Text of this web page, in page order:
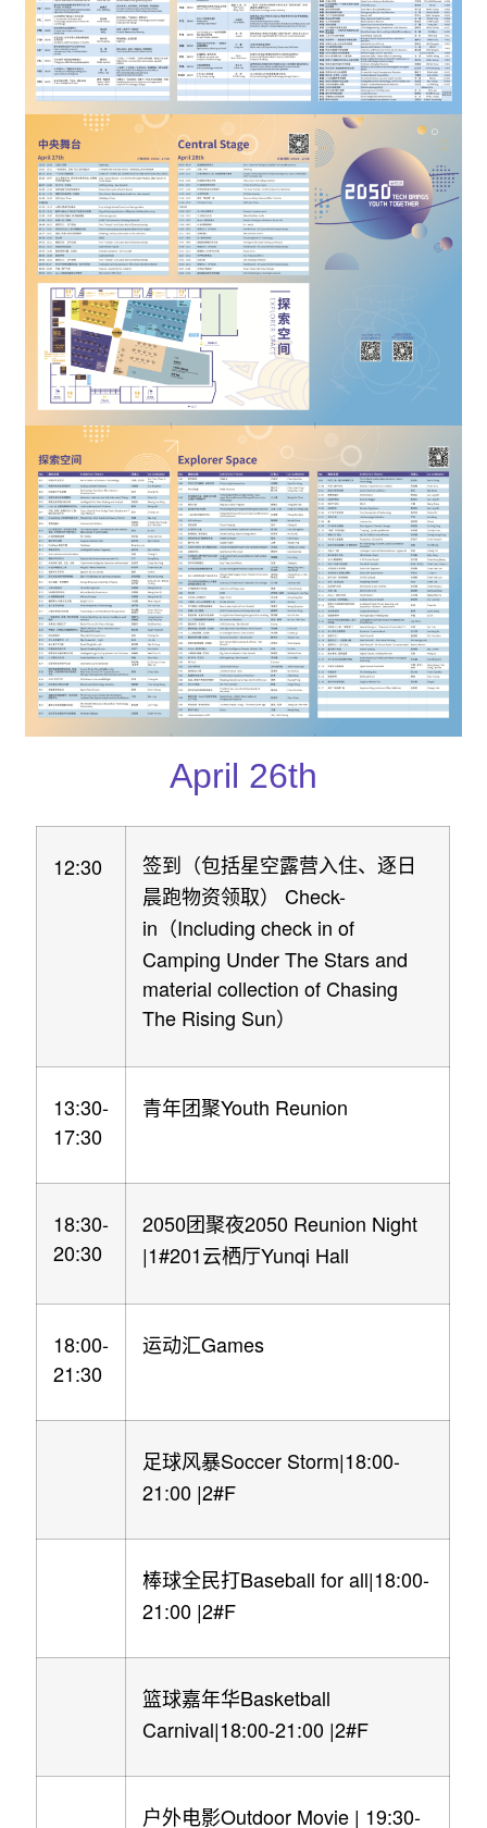
April 26th
12:30
签到（包括星空露营入住、逐日
晨跑物资领取）
Check-
in （Including check in of
Camping Under The Stars and
material collection of Chasing
The Rising Sun）
13:30-
17:30
青年团聚Youth Reunion
18:30-
20:30
2050团聚夜2050 Reunion Night
|1#201 云栖厅Yunqi Hall
18:00-
21:30
运动汇Games
足球风暴Soccer Storm|18:00-
21:00 |2#F
棒球全民打Baseball for all|18:00-
21:00 |2#F
篮球嘉年华Basketball
Carnival|18:00-21:00 |2#F
户外电影Outdoor Movie | 19:30-